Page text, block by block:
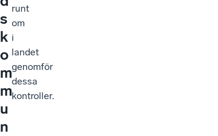
s
k
o
m
m
u
n
runt
om
i
landet
genomför
dessa
kontroller.